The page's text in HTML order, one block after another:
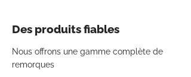
Des produits fiables
Nous offrons une gamme complète de
remorques